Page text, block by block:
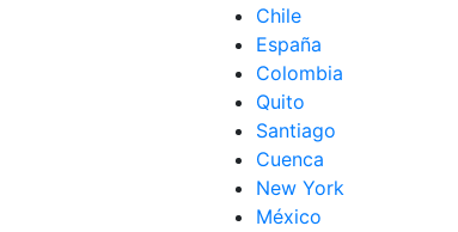
toque
Chile
España
Colombia
Quito
Santiago
Cuenca
New York
México